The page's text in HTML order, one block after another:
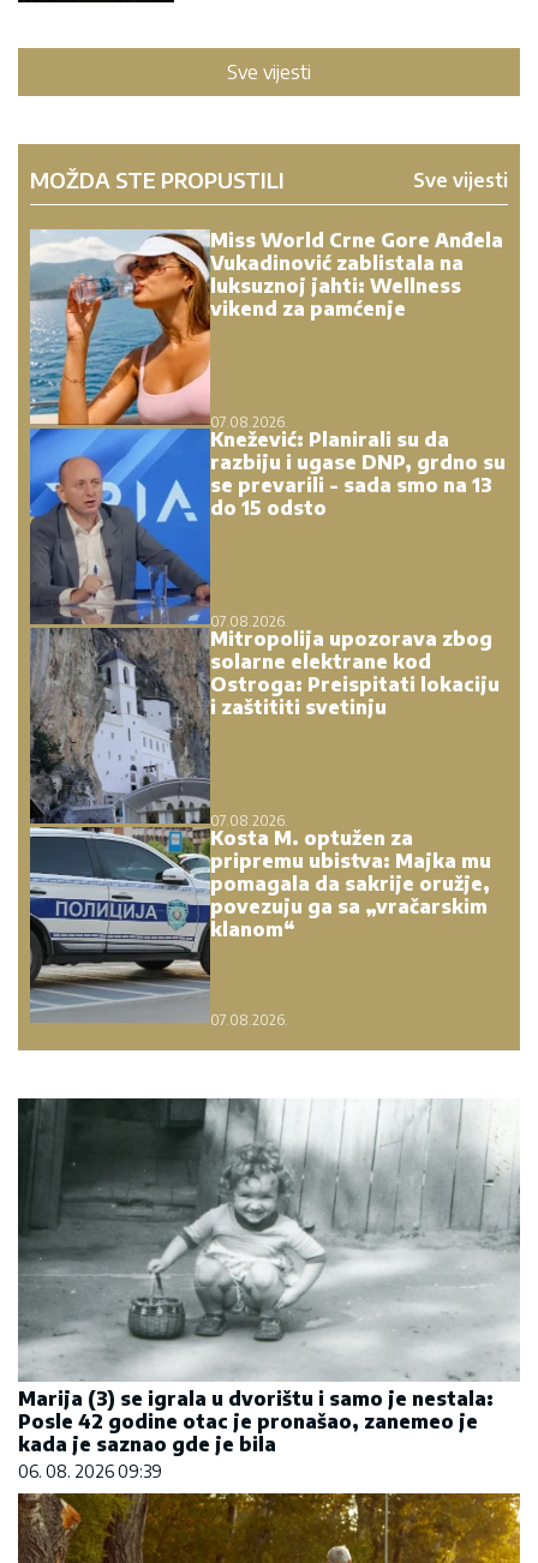
Sve vijesti
MOŽDA STE PROPUSTILI Sve vijesti
Miss World Crne Gore Anđela
Vukadinović zablistala na
luksuznoj jahti: Wellness
vikend za pamćenje
07.08.2026.
Knežević: Planirali su da
razbiju i ugase DNP, grdno su
se prevarili - sada smo na 13
do 15 odsto
07.08.2026.
Mitropolija upozorava zbog
solarne elektrane kod
Ostroga: Preispitati lokaciju
i zaštititi svetinju
07.08.2026.
Kosta M. optužen za
pripremu ubistva: Majka mu
pomagala da sakrije oružje,
povezuju ga sa „vračarskim
klanom“
07.08.2026.
Marija (3) se igrala u dvorištu i samo je nestala:
Posle 42 godine otac je pronašao, zanemeo je
kada je saznao gde je bila
06. 08. 2026 09:39